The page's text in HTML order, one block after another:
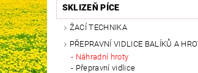
SKLIZEŇ PÍCE
ŽACÍ TECHNIKA
PŘEPRAVNÍ VIDLICE BALÍKŮ A
Náhradní hroty
Přepravní vidlice